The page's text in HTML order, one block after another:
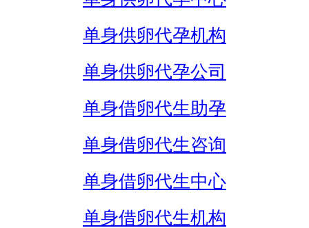
单身供卵代孕机构
单身供卵代孕公司
单身借卵代生助孕
单身借卵代生咨询
单身借卵代生中心
单身借卵代生机构